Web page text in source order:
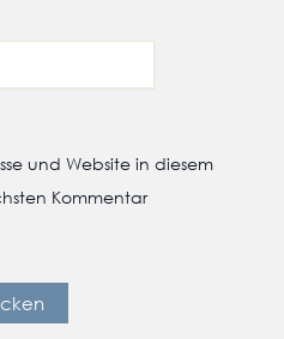
und Website in diesem
Kommentar